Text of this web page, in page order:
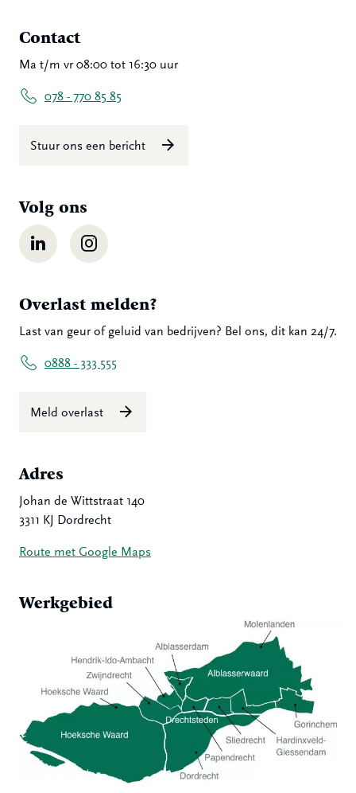
Contact
Ma t/m vr 08:00 tot 16:30 uur
078 - 770 85 85
Stuur ons een bericht
Volg ons
LinkedIn Instagram
Overlast melden?
Last van geur of geluid van bedrijven? Bel ons, dit kan 24/7.
0888 - 333 555
Meld overlast
Adres
Johan de Wittstraat 140
3311 KJ Dordrecht
Route met Google Maps
Werkgebied